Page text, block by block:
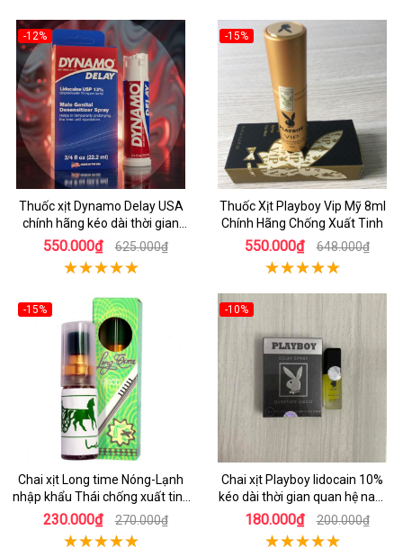
-12%
Thuốc xịt Dynamo Delay USA
chính hãng kéo dài thời gian
quan hệ
550.000₫ 625.000₫
-15%
Thuốc Xịt Playboy Vip Mỹ 8ml
Chính Hãng Chống Xuất Tinh
550.000₫ 648.000₫
-15%
Chai xịt Long time Nóng-Lạnh
nhập khẩu Thái chống xuất tinh
sớm
230.000₫ 270.000₫
-10%
Chai xịt Playboy lidocain 10%
kéo dài thời gian quan hệ nam
giới
180.000₫ 200.000₫